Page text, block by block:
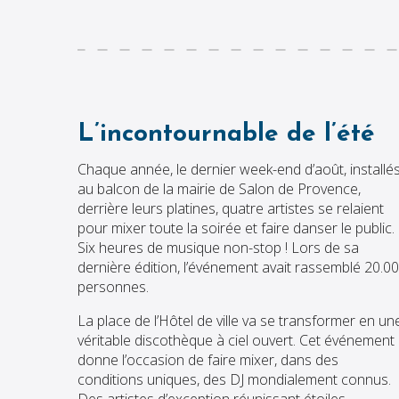
L’incontournable de l’été
Chaque année, le dernier week-end d’août, installés
au balcon de la mairie de Salon de Provence,
derrière leurs platines, quatre artistes se relaient
pour mixer toute la soirée et faire danser le public.
Six heures de musique non-stop ! Lors de sa
dernière édition, l’événement avait rassemblé
personnes.
La place de l’Hôtel de ville va se transformer en
véritable discothèque à ciel ouvert. Cet événement
donne l’occasion de faire mixer, dans des
conditions uniques, des DJ mondialement connus.